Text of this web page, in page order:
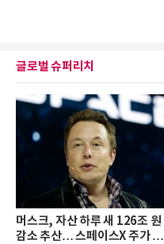
글로벌 슈퍼리치
머스크, 자산 하루 새 126조 원
감소 추산… 스페이스X 주가 하